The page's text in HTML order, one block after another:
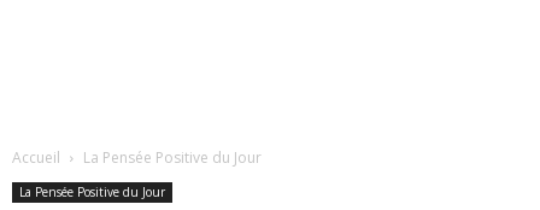
Accueil La Pensée Positive du Jour
La Pensée Positive du Jour